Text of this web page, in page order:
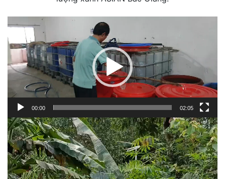
Trình
Video
00:00 02:05
Trình
chơi
Video